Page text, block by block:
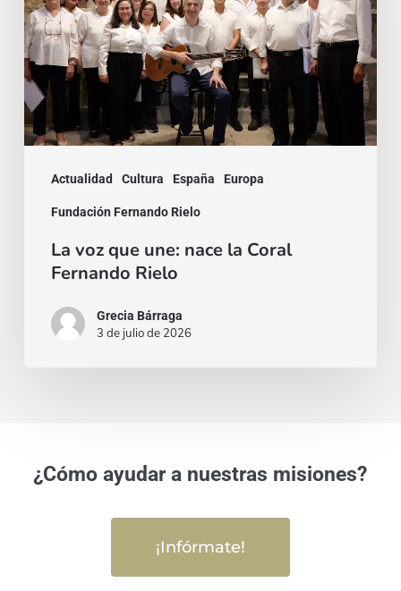
Actualidad Cultura España Europa
Fundación Fernando Rielo
une:
nace
la
Coral
Fernando
La voz que une: nace la Coral
Fernando Rielo
Grecia Bárraga
3 de julio de 2026
¿Cómo ayudar a nuestras misiones?
¡Infórmate!